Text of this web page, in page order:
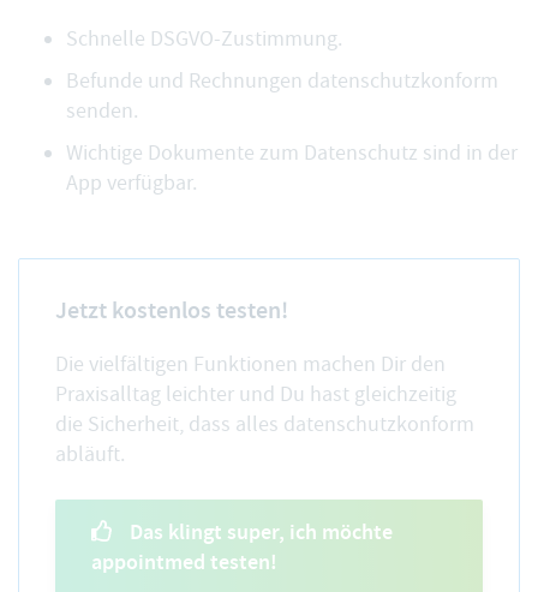
Schnelle DSGVO-Zustimmung.
Befunde und Rechnungen datenschutzkonform
senden.
Wichtige Dokumente zum Datenschutz sind in der
App verfügbar.
Jetzt kostenlos testen!
Die vielfältigen Funktionen machen Dir den
Praxisalltag leichter und Du hast gleichzeitig
die Sicherheit, dass alles datenschutzkonform
abläuft.
Das klingt super, ich möchte
appointmed testen!